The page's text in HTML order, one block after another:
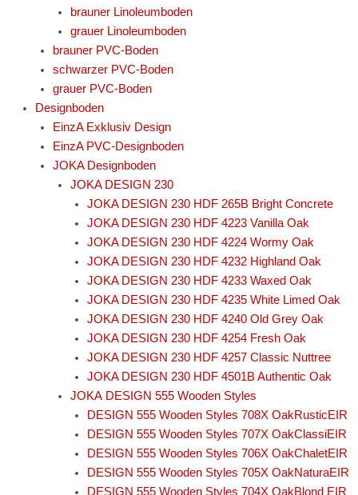
brauner Linoleumboden
grauer Linoleumboden
brauner PVC-Boden
schwarzer PVC-Boden
grauer PVC-Boden
Designboden
EinzA Exklusiv Design
EinzA PVC-Designboden
JOKA Designboden
JOKA DESIGN 230
JOKA DESIGN 230 HDF 265B Bright Concrete
JOKA DESIGN 230 HDF 4223 Vanilla Oak
JOKA DESIGN 230 HDF 4224 Wormy Oak
JOKA DESIGN 230 HDF 4232 Highland Oak
JOKA DESIGN 230 HDF 4233 Waxed Oak
JOKA DESIGN 230 HDF 4235 White Limed Oak
JOKA DESIGN 230 HDF 4240 Old Grey Oak
JOKA DESIGN 230 HDF 4254 Fresh Oak
JOKA DESIGN 230 HDF 4257 Classic Nuttree
JOKA DESIGN 230 HDF 4501B Authentic Oak
JOKA DESIGN 555 Wooden Styles
DESIGN 555 Wooden Styles 708X OakRusticEIR
DESIGN 555 Wooden Styles 707X OakClassiEIR
DESIGN 555 Wooden Styles 706X OakChaletEIR
DESIGN 555 Wooden Styles 705X OakNaturaEIR
DESIGN 555 Wooden Styles 704X OakBlond EIR